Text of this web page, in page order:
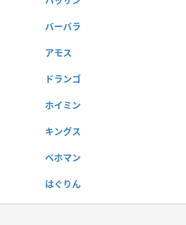
バーバラ
アモス
ドランゴ
ホイミン
キングス
ベホマン
はぐりん